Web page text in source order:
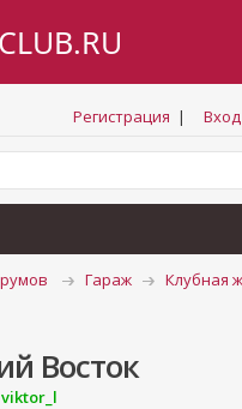
Регистрация | Вход
Гараж Клубная
Восток
viktor_l